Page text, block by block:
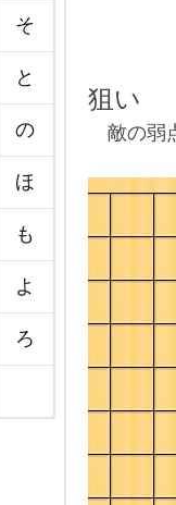
そ
と
の
ほ
も
よ
ろ
狙い
敵の弱